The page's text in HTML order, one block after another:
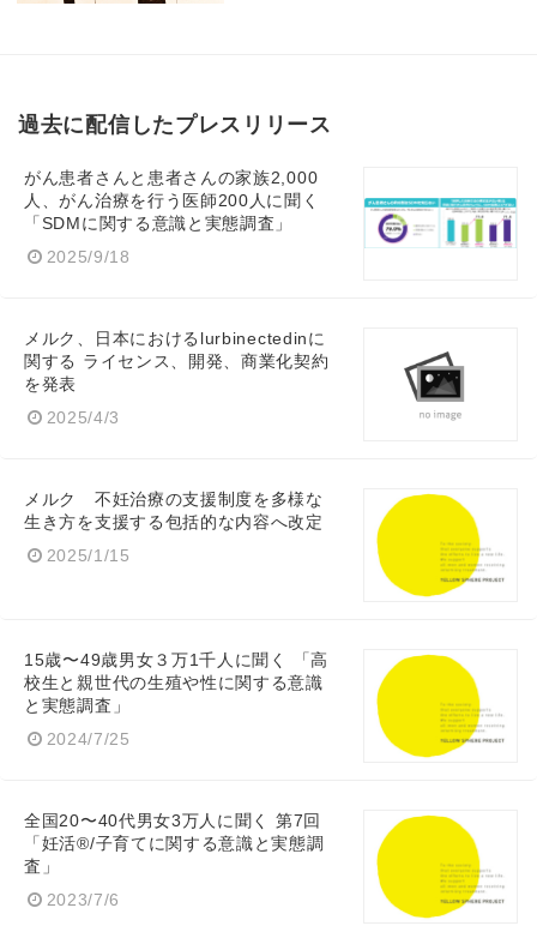
過去に配信したプレスリリース
がん患者さんと患者さんの家族2,000
人、がん治療を行う医師200人に聞く
「SDMに関する意識と実態調査」
2025/9/18
メルク、日本におけるlurbinectedinに
関する ライセンス、開発、商業化契約
を発表
2025/4/3
メルク 不妊治療の支援制度を多様な
生き方を支援する包括的な内容へ改定
2025/1/15
15歳〜49歳男女３万1千人に聞く 「高
校生と親世代の生殖や性に関する意識
と実態調査」
2024/7/25
全国20〜40代男女3万人に聞く 第7回
「妊活®/子育てに関する意識と実態調
査」
2023/7/6
English